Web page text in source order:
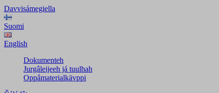
Davvisámegiella
Suomi
English
Dokumenteh
Jurgâleijeeh já tuulhah
Oppâmaterialkävppi